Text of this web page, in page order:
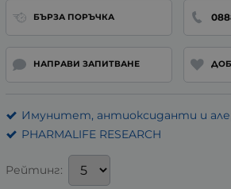
БЪРЗА ПОРЪЧКА
НАПРАВИ ЗАПИТВАНЕ
Имунитет, антиоксиданти и
PHARMALIFE RESEARCH
Рейтинг: